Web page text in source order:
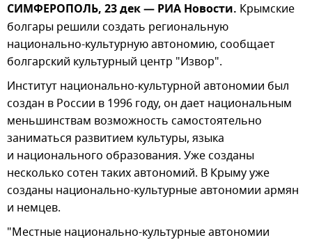
СИМФЕРОПОЛЬ, 23 дек — РИА Новости. Крымские
болгары решили создать региональную
национально-культурную автономию, сообщает
болгарский культурный центр "Извор".
Институт национально-культурной автономии был
создан в России в 1996 году, он дает национальным
меньшинствам возможность самостоятельно
заниматься развитием культуры, языка
и национального образования. Уже созданы
несколько сотен таких автономий. В Крыму уже
созданы национально-культурные автономии армян
и немцев.
"Местные национально-культурные автономии